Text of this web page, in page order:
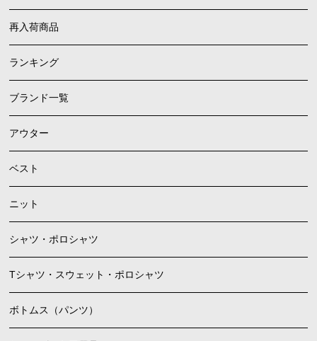
再入荷商品
ランキング
ブランド一覧
アウター
ベスト
ニット
シャツ・ポロシャツ
Tシャツ・スウェット・ポロシャツ
ボトムス（パンツ）